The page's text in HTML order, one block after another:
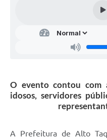
O evento contou com
idosos, servidores
A Prefeitura de Alto